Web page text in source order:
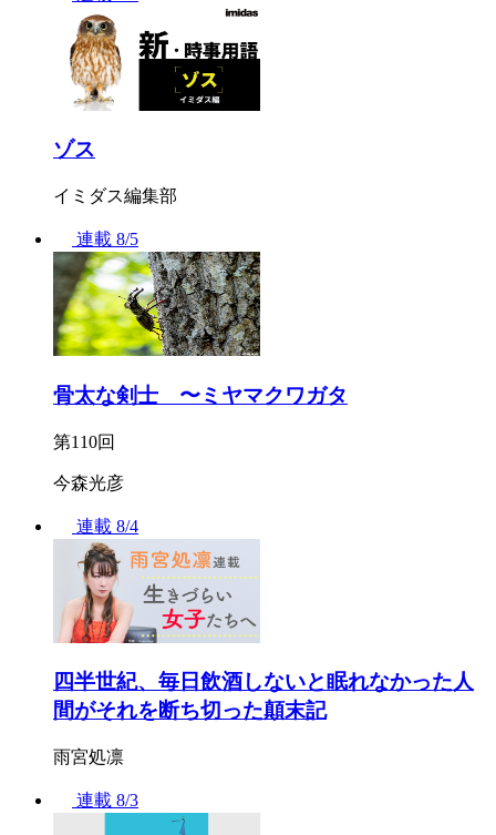
ゾス
イミダス編集部
連載 8/5
骨太な剣士 〜ミヤマクワガタ
第110回
今森光彦
連載 8/4
四半世紀、毎日飲酒しないと眠れなかった人
間がそれを断ち切った顛末記
雨宮処凛
連載 8/3